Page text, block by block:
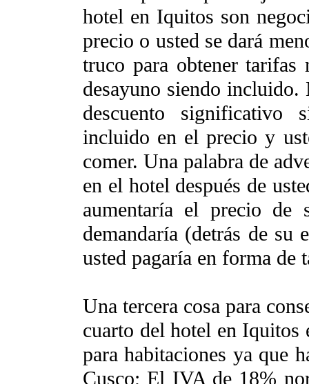
hotel en Iquitos son
precio o usted se dará
truco para obtener
desayuno siendo incluido.
descuento significativo
incluido en el precio y
comer. Una palabra de
en el hotel después de
aumentaría el precio de
demandaría (detrás de su
usted pagaría en forma de
Una tercera cosa para
cuarto del hotel en Iquitos
para habitaciones ya que
Cusco; El IVA de 18%